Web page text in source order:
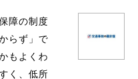
障の制度
らず」で
もよくわ
く、低所